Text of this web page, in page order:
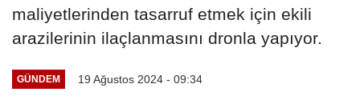
maliyetlerinden tasarruf etmek için ekili
arazilerinin ilaçlanmasını dronla yapıyor.
GÜNDEM 19 Ağustos 2024 - 09:34